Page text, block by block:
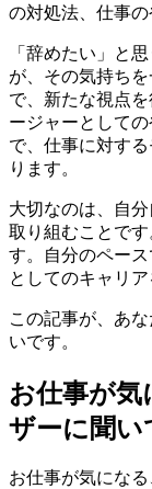
の対処法、仕事の
「辞めたい」と
が、その気持ち
で、新たな視点
ージャーとして
で、仕事に対す
ります。
大切なのは、自
取り組むことで
す。自分のペー
としてのキャリ
この記事が、あ
いです。
お仕事が気
ザーに聞い
お仕事が気にな